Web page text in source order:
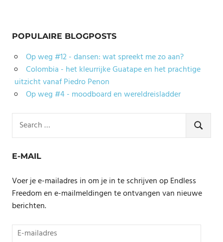
POPULAIRE BLOGPOSTS
Op weg #12 - dansen: wat spreekt me zo aan?
Colombia - het kleurrijke Guatape en het prachtige
uitzicht vanaf Piedro Penon
Op weg #4 - moodboard en wereldreisladder
for:
SEARCH
E-MAIL
Voer je e-mailadres in om je in te schrijven op Endless
Freedom en e-mailmeldingen te ontvangen van nieuwe
berichten.
E-